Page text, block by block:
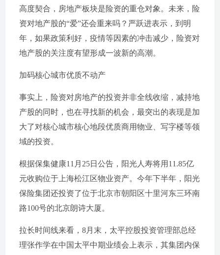
高度契合，房地产板块是险资的重仓对象。未来，险
资对地产股的“爱”还会重来吗？严跃进表示，到明
年，如果政策利好，疫情等因素的冲击减少，险资对
地产股的关注度有望形成一波新的高潮。
加码核心城市优质不动产
事实上，险资对房地产的投资并非全线收缩，减持地
产股的同时，也在寻找新的机会，最突出的表现是加
大了对核心城市核心地段优质商用物业、写字楼等领
域的投资。
根据保集健康11月25日公告，阳光人寿将用11.85亿
元收购位于上海松江区物业资产。今年下半年，阳光
保险集团还投资了位于北京市朝阳区十里河东三环南
路100号的北京朗诗大厦。
拉长时间线来看，8月末，太平控股投资管理部总经
理张作学在中国太平中期业绩会上表示，其集团内保